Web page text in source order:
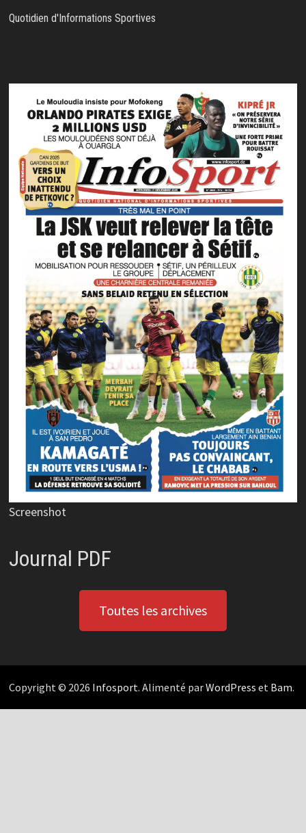
Quotidien d'Informations Sportives
Screenshot
Journal PDF
Toutes les archives
Copyright © 2026 Infosport. Alimenté parWordPress et Bam.